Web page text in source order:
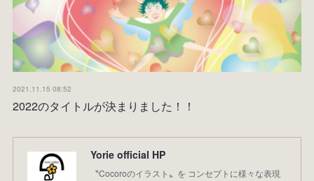
2021.11.15 08:52
2022のタイトルが決まりました！！
Yorie official HP
〝Cocoroのイラスト〟を コンセプトに様々な表現